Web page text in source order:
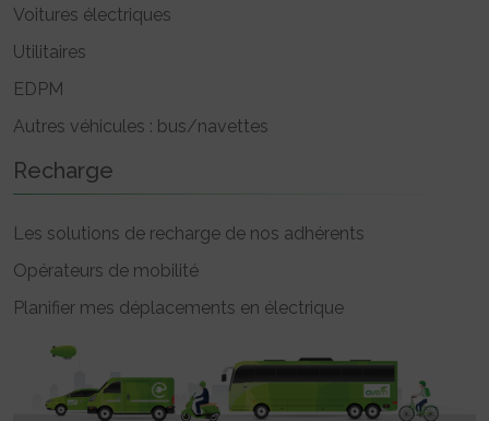
Voitures électriques
Utilitaires
EDPM
Autres véhicules : bus/navettes
Recharge
Les solutions de recharge de nos adhérents
Opérateurs de mobilité
Planifier mes déplacements en électrique